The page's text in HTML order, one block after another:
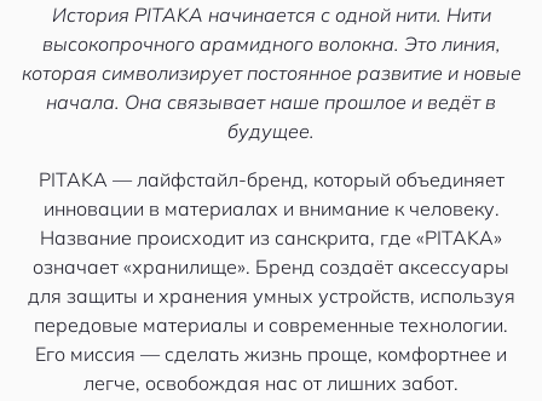
История PITAKA начинается с одной нити. Нити
высокопрочного арамидного волокна. Это линия,
которая символизирует постоянное развитие и новые
начала. Она связывает наше прошлое и ведёт в
будущее.
PITAKA — лайфстайл-бренд, который объединяет
инновации в материалах и внимание к человеку.
Название происходит из санскрита, где «PITAKA»
означает «хранилище». Бренд создаёт аксессуары
для защиты и хранения умных устройств, используя
передовые материалы и современные технологии.
Его миссия — сделать жизнь проще, комфортнее и
легче, освобождая нас от лишних забот.